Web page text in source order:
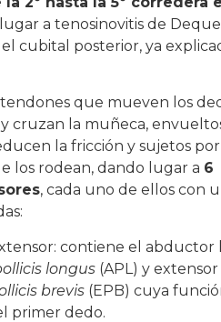
a tenosinovitis de
cubital posterior, ya
que mueven los
cruzan la muñeca,
la fricción y sujetos por
los rodean, dando lugar a 6
, cada uno de ellos con
contiene el abductor
longus (APL) y
brevis (EPB) cuya
primer dedo.